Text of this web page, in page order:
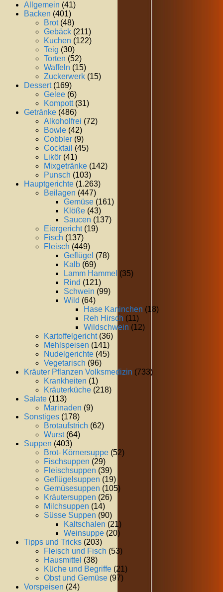
Allgemein (41)
Backen (401)
Brot(48)
Gebäck (211)
Kuchen (122)
Teig (30)
Torten (52)
Waffeln (15)
Zuckerwerk (15)
Dessert(169)
Gelee (6)
Kompott(31)
Getränke (486)
Alkoholfrei (72)
Bowle (42)
Cobbler (9)
Cocktail (45)
Likör (41)
Mixgetränke (142)
Punsch (103)
Hauptgerichte (1.263)
Beilagen (447)
Gemüse (161)
Klöße (43)
Saucen (137)
Eiergericht(19)
Fisch (137)
Fleisch (449)
Geflügel (78)
Kalb (69)
Lamm Hammel (35)
Rind (121)
Schwein (99)
Wild (64)
Hase Kaninchen (18)
Reh Hirsch (11)
Wildschwein (12)
Kartoffelgericht(36)
Mehlspeisen (141)
Nudelgerichte (45)
Vegetarisch (96)
Kräuter Pflanzen Volksmedizin (733)
Krankheiten (1)
Kräuterküche (218)
Salate (113)
Marinaden (9)
Sonstiges (178)
Brotaufstrich (62)
Wurst(64)
Suppen (403)
Brot- Körnersuppe (52)
Fischsuppen (29)
Fleischsuppen (39)
Geflügelsuppen (19)
Gemüsesuppen (105)
Kräutersuppen (26)
Milchsuppen (14)
Süsse Suppen (90)
Kaltschalen (21)
Weinsuppe (20)
Tipps und Tricks (203)
Fleisch und Fisch (53)
Hausmittel (38)
Küche und Begriffe (21)
Obst und Gemüse (97)
Vorspeisen (24)